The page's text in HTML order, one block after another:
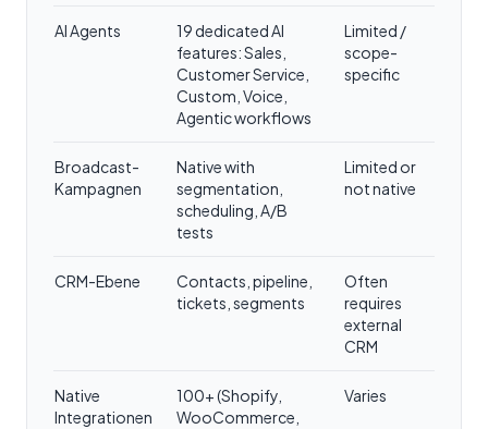
AI Agents
19 dedicated AI
features: Sales,
Customer Service,
Custom, Voice,
Agentic workflows
Limited /
scope-
specific
Broadcast-
Kampagnen
Native with
segmentation,
scheduling, A/B
tests
Limited or
not native
CRM-Ebene
Contacts, pipeline,
tickets, segments
Often
requires
external
CRM
Native
Integrationen
100+ (Shopify,
WooCommerce,
Varies